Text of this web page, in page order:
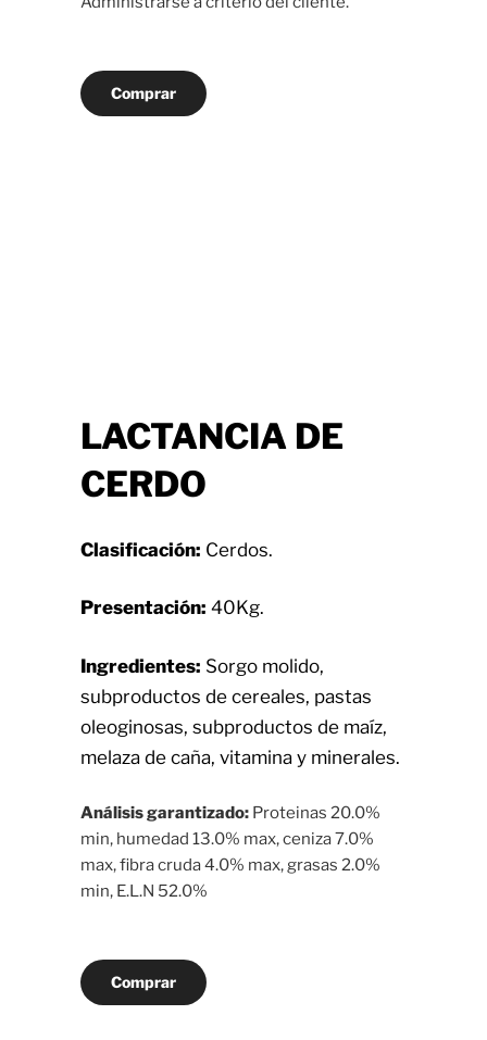
Comprar
LACTANCIA DE
CERDO
Clasificación: Cerdos.
Presentación: 40Kg.
Ingredientes: Sorgo molido,
subproductos de cereales, pastas
oleoginosas, subproductos de maíz,
melaza de caña, vitamina y minerales.
Análisis garantizado: Proteinas 20.0%
min, humedad 13.0% max, ceniza 7.0%
max, fibra cruda 4.0% max, grasas 2.0%
min, E.L.N 52.0%
Comprar